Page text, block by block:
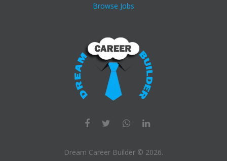
Browse Jobs
Dream Career Builder © 2026.